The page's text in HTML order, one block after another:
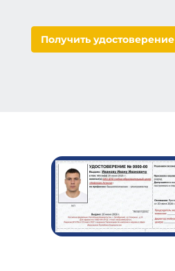
Получить удостоверение